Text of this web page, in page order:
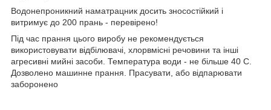
Водонепроникний наматрацник досить зносостійкий і
витримує до 200 прань - перевірено!
Під час прання цього виробу не рекомендується
використовувати відбілювачі, хлорвмісні речовини та інші
агресивні мийні засоби. Температура води - не більше 40 С.
Дозволено машинне прання. Прасувати, або відпарювати
заборонено